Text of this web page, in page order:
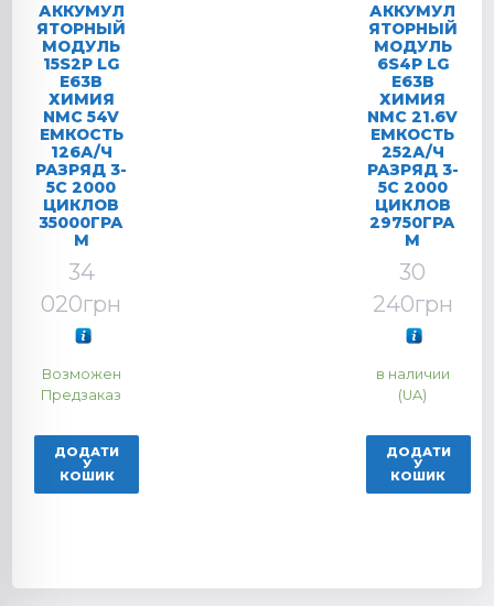
АККУМУЛ
ЯТОРНЫЙ
МОДУЛЬ
15S2P LG
E63B
ХИМИЯ
NMC 54V
ЕМКОСТЬ
126А/Ч
РАЗРЯД 3-
5C 2000
ЦИКЛОВ
35000ГРА
М
34
020грн
Возможен
Предзаказ
ДОДАТИ
У
КОШИК
АККУМУЛ
ЯТОРНЫЙ
МОДУЛЬ
6S4P LG
E63B
ХИМИЯ
NMC 21.6V
ЕМКОСТЬ
252А/Ч
РАЗРЯД 3-
5C 2000
ЦИКЛОВ
29750ГРА
М
30
240грн
в наличии
(UA)
ДОДАТИ
У
КОШИК